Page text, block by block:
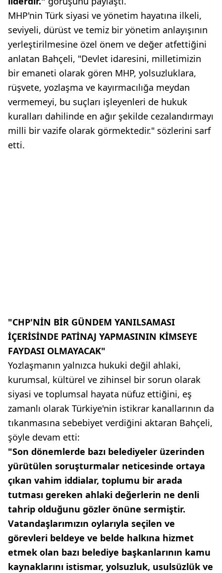
MHP'nin Türk siyasi ve yönetim hayatına ilkeli,
seviyeli, dürüst ve temiz bir yönetim anlayışının
yerleştirilmesine özel önem ve değer atfettiğini
anlatan Bahçeli, "Devlet idaresini, milletimizin
bir emaneti olarak gören MHP, yolsuzluklara,
rüşvete, yozlaşma ve kayırmacılığa meydan
vermemeyi, bu suçları işleyenleri de hukuk
kuralları dahilinde en ağır şekilde cezalandırmayı
milli bir vazife olarak görmektedir." sözlerini sarf
etti.
"CHP'NİN BİR GÜNDEM YANILSAMASI
İÇERİSİNDE PATİNAJ YAPMASININ KİMSEYE
FAYDASI OLMAYACAK"
Yozlaşmanın yalnızca hukuki değil ahlaki,
kurumsal, kültürel ve zihinsel bir sorun olarak
siyasi ve toplumsal hayata nüfuz ettiğini, eş
zamanlı olarak Türkiye'nin istikrar kanallarının da
tıkanmasına sebebiyet verdiğini aktaran Bahçeli,
şöyle devam etti:
"Son dönemlerde bazı belediyeler üzerinden
yürütülen soruşturmalar neticesinde ortaya
çıkan vahim iddialar, toplumu bir arada
tutması gereken ahlaki değerlerin ne denli
tahrip olduğunu gözler önüne sermiştir.
Vatandaşlarımızın oylarıyla seçilen ve
görevleri beldeye ve belde halkına hizmet
etmek olan bazı belediye başkanlarının kamu
kaynaklarını istismar, yolsuzluk, usulsüzlük ve